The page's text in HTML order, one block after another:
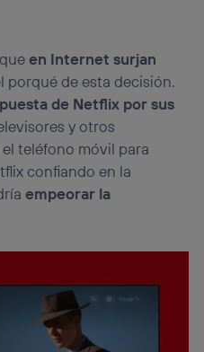
en Internet surjan
porqué de esta decisión.
de Netflix por sus
y otros
teléfono móvil para
confiando en la
empeorar la